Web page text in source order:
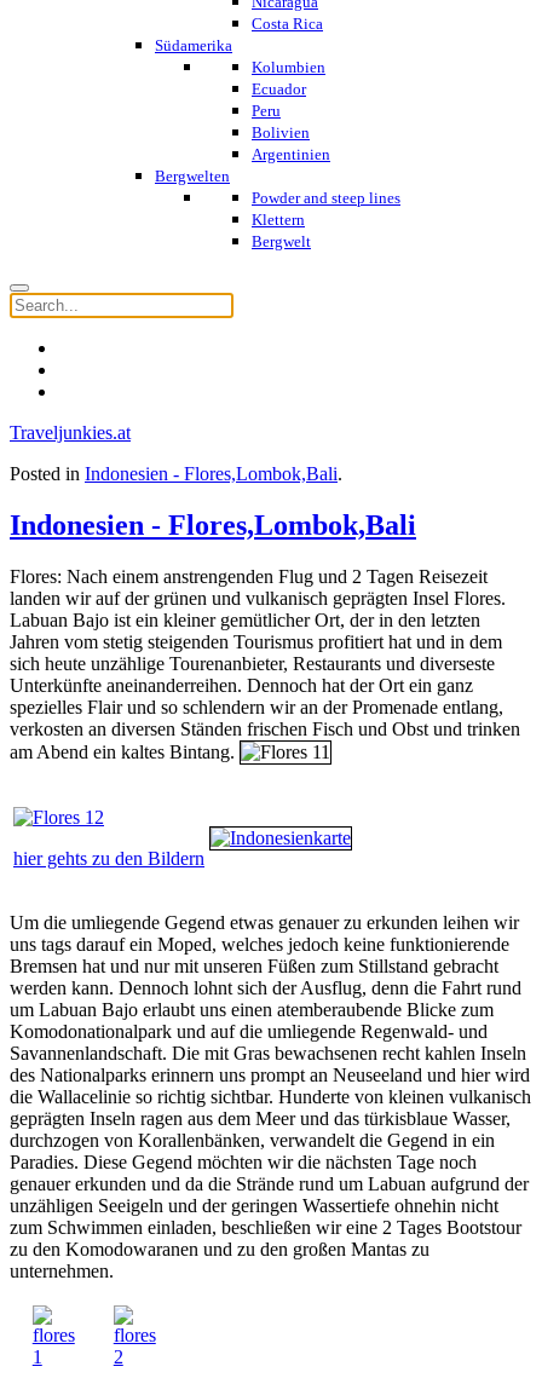
Costa Rica
Südamerika
Kolumbien
Ecuador
Peru
Bolivien
Argentinien
Bergwelten
Powder and steep lines
Klettern
Bergwelt
Traveljunkies.at
Posted in Indonesien - Flores,Lombok,Bali.
Indonesien - Flores,Lombok,Bali
Flores: Nach einem anstrengenden Flug und 2 Tagen Reisezeit
landen wir auf der grünen und vulkanisch geprägten Insel Flores.
Labuan Bajo ist ein kleiner gemütlicher Ort, der in den letzten
Jahren vom stetig steigenden Tourismus profitiert hat und in dem
sich heute unzählige Tourenanbieter, Restaurants und diverseste
Unterkünfte aneinanderreihen. Dennoch hat der Ort ein ganz
spezielles Flair und so schlendern wir an der Promenade entlang,
verkosten an diversen Ständen frischen Fisch und Obst und trinken
am Abend ein kaltes Bintang.
hier gehts zu den Bildern
Um die umliegende Gegend etwas genauer zu erkunden leihen wir
uns tags darauf ein Moped, welches jedoch keine funktionierende
Bremsen hat und nur mit unseren Füßen zum Stillstand gebracht
werden kann. Dennoch lohnt sich der Ausflug, denn die Fahrt rund
um Labuan Bajo erlaubt uns einen atemberaubende Blicke zum
Komodonationalpark und auf die umliegende Regenwald- und
Savannenlandschaft. Die mit Gras bewachsenen recht kahlen Inseln
des Nationalparks erinnern uns prompt an Neuseeland und hier wird
die Wallacelinie so richtig sichtbar. Hunderte von kleinen vulkanisch
geprägten Inseln ragen aus dem Meer und das türkisblaue Wasser,
durchzogen von Korallenbänken, verwandelt die Gegend in ein
Paradies. Diese Gegend möchten wir die nächsten Tage noch
genauer erkunden und da die Strände rund um Labuan aufgrund der
unzähligen Seeigeln und der geringen Wassertiefe ohnehin nicht
zum Schwimmen einladen, beschließen wir eine 2 Tages Bootstour
zu den Komodowaranen und zu den großen Mantas zu
unternehmen.